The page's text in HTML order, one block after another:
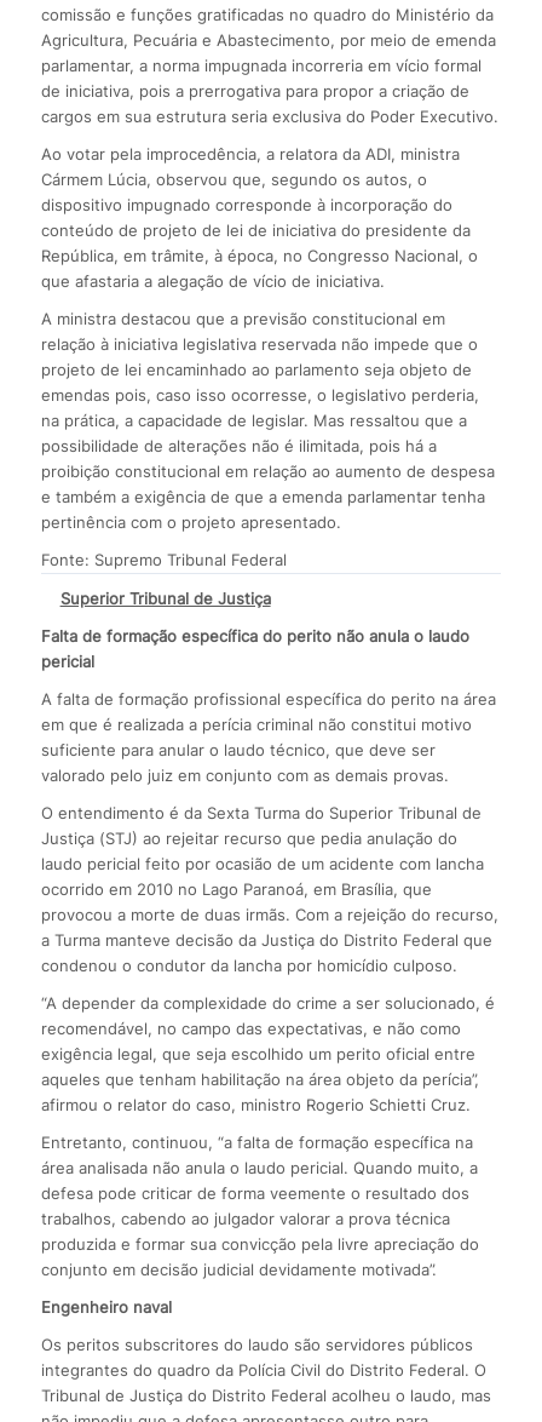
comissão e funções gratificadas no quadro do Ministério da
Agricultura, Pecuária e Abastecimento, por meio de emenda
parlamentar, a norma impugnada incorreria em vício formal
de iniciativa, pois a prerrogativa para propor a criação de
cargos em sua estrutura seria exclusiva do Poder Executivo.
Ao votar pela improcedência, a relatora da ADI, ministra
Cármem Lúcia, observou que, segundo os autos, o
dispositivo impugnado corresponde à incorporação do
conteúdo de projeto de lei de iniciativa do presidente da
República, em trâmite, à época, no Congresso Nacional, o
que afastaria a alegação de vício de iniciativa.
A ministra destacou que a previsão constitucional em
relação à iniciativa legislativa reservada não impede que o
projeto de lei encaminhado ao parlamento seja objeto de
emendas pois, caso isso ocorresse, o legislativo perderia,
na prática, a capacidade de legislar. Mas ressaltou que a
possibilidade de alterações não é ilimitada, pois há a
proibição constitucional em relação ao aumento de despesa
e também a exigência de que a emenda parlamentar tenha
pertinência com o projeto apresentado.
Fonte: Supremo Tribunal Federal
Superior Tribunal de Justiça
Falta de formação específica do perito não anula o laudo
pericial
A falta de formação profissional específica do perito na área
em que é realizada a perícia criminal não constitui motivo
suficiente para anular o laudo técnico, que deve ser
valorado pelo juiz em conjunto com as demais provas.
O entendimento é da Sexta Turma do Superior Tribunal de
Justiça (STJ) ao rejeitar recurso que pedia anulação do
laudo pericial feito por ocasião de um acidente com lancha
ocorrido em 2010 no Lago Paranoá, em Brasília, que
provocou a morte de duas irmãs. Com a rejeição do recurso,
a Turma manteve decisão da Justiça do Distrito Federal que
condenou o condutor da lancha por homicídio culposo.
“A depender da complexidade do crime a ser solucionado, é
recomendável, no campo das expectativas, e não como
exigência legal, que seja escolhido um perito oficial entre
aqueles que tenham habilitação na área objeto da perícia”,
afirmou o relator do caso, ministro Rogerio Schietti Cruz.
Entretanto, continuou, “a falta de formação específica na
área analisada não anula o laudo pericial. Quando muito, a
defesa pode criticar de forma veemente o resultado dos
trabalhos, cabendo ao julgador valorar a prova técnica
produzida e formar sua convicção pela livre apreciação do
conjunto em decisão judicial devidamente motivada”.
Engenheiro naval
Os peritos subscritores do laudo são servidores públicos
integrantes do quadro da Polícia Civil do Distrito Federal. O
Tribunal de Justiça do Distrito Federal acolheu o laudo, mas